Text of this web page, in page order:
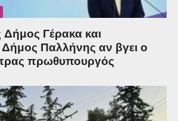
Δήμος Γέρακα και
Δήμος Παλλήνης αν βγει ο
πρωθυπουργός